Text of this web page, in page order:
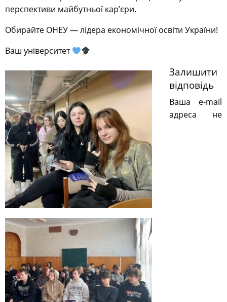
перспективи майбутньої кар’єри.
Обирайте ОНЕУ — лідера економічної освіти України!
Ваш університет
Залишити
відповідь
Ваша e-mail
адреса не